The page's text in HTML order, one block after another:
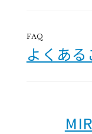
FAQ
よくあ